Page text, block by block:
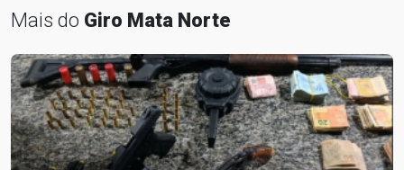
Mais do Giro Mata Norte